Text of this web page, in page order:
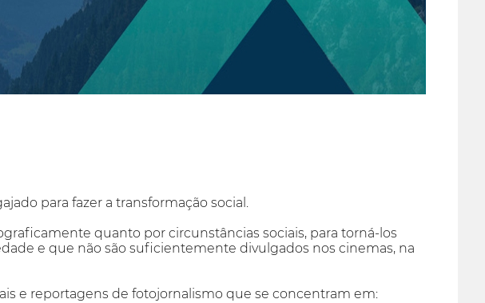
para fazer a transformação social.
quanto por circunstâncias sociais, para torná-los
e que não são suficientemente divulgados nos cinemas, na
e reportagens de fotojornalismo que se concentram em: